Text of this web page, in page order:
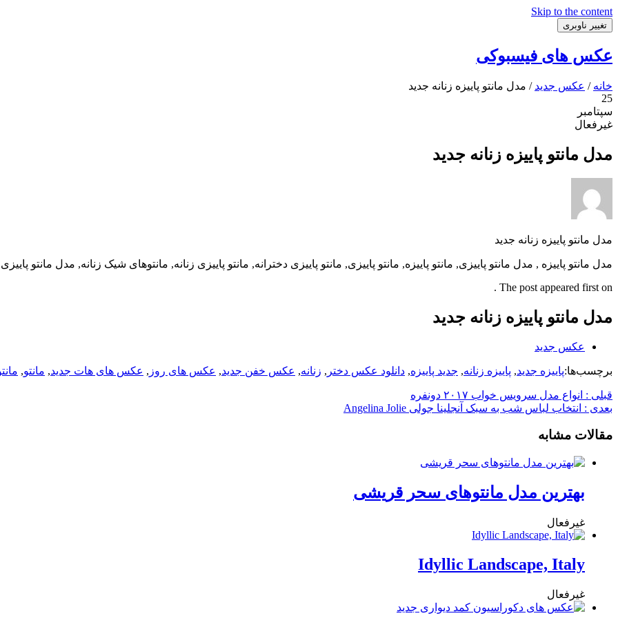
Skip to the content
تغییر ناوبری
عکس های فیسبوکی
خانه / عکس جدید / مدل مانتو پاییزه زنانه جدید
25
سپتامبر
غیرفعال
مدل مانتو پاییزه زنانه جدید
مدل مانتو پاییزه زنانه جدید
مدل مانتو پاییزه , مدل مانتو پاییزی, مانتو پاییزه, مانتو پاییزی, مانتو پاییزی دخترانه, مانتو پاییزی زنانه, مانتوهای شیک زنانه, مدل مانتو
The post appeared first on .
مدل مانتو پاییزه زنانه جدید
عکس جدید
برچسب‌ها:پاییزه جدید, پاییزه زنانه, جدید پاییزه, دانلود عکس دختر , زنانه, عکس خفن جدید, عکس های روز , عکس های هات جدید, مانتو,
قبلی : انواع مدل سرویس خواب ۲۰۱۷ دونفره
بعدی : انتخاب لباس شب به سبک آنجلینا جولی Angelina Jolie
مقالات مشابه
بهترین مدل مانتوهای سحر قریشی
غیرفعال
Idyllic Landscape, Italy
غیرفعال